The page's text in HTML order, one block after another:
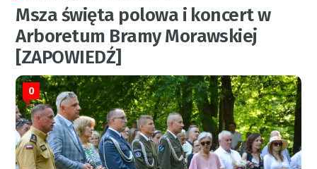
Msza święta polowa i koncert w
Arboretum Bramy Morawskiej
[ZAPOWIEDŹ]
0